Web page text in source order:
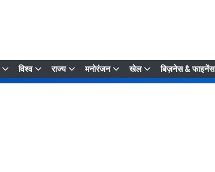
विश्व राज्य मनोरंजन खेल बिज़नेस & फाइनेंस